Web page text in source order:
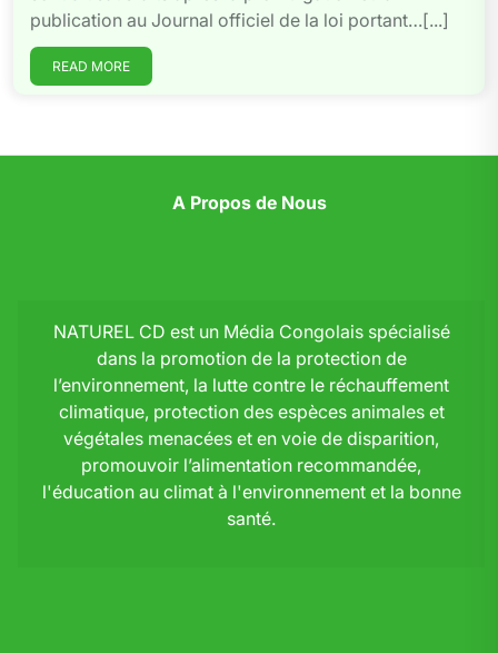
publication au Journal officiel de la loi portant…[...]
READ MORE
A Propos de Nous
NATUREL CD est un Média Congolais spécialisé
dans la promotion de la protection de
l’environnement, la lutte contre le réchauffement
climatique, protection des espèces animales et
végétales menacées et en voie de disparition,
promouvoir l’alimentation recommandée,
l'éducation au climat à l'environnement et la bonne
santé.